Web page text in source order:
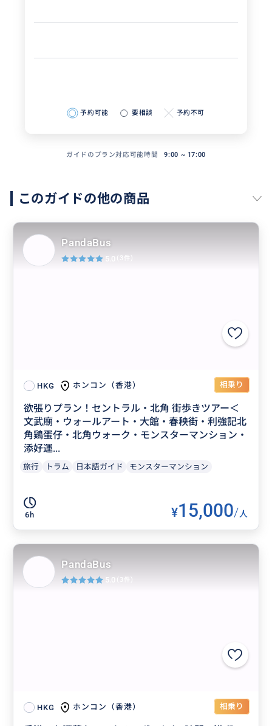
予約可能 要相談 予約不可
ガイドのプラン対応可能時間 9:00 ~ 17:00
このガイドの他の商品
HKG ホンコン（香港） 相乗り
欲張りプラン！セントラル・北角 街歩きツアー＜
文武廟・ウォールアート・大館・春秧街・利強記北
角鶏蛋仔・北角ウォーク・モンスターマンション・
添好運...
旅行 トラム 日本語ガイド モンスターマンション
6h ¥15,000/人
PandaBus
5.0 (3件)
HKG ホンコン（香港） 相乗り
PandaBus
5.0 (3件)